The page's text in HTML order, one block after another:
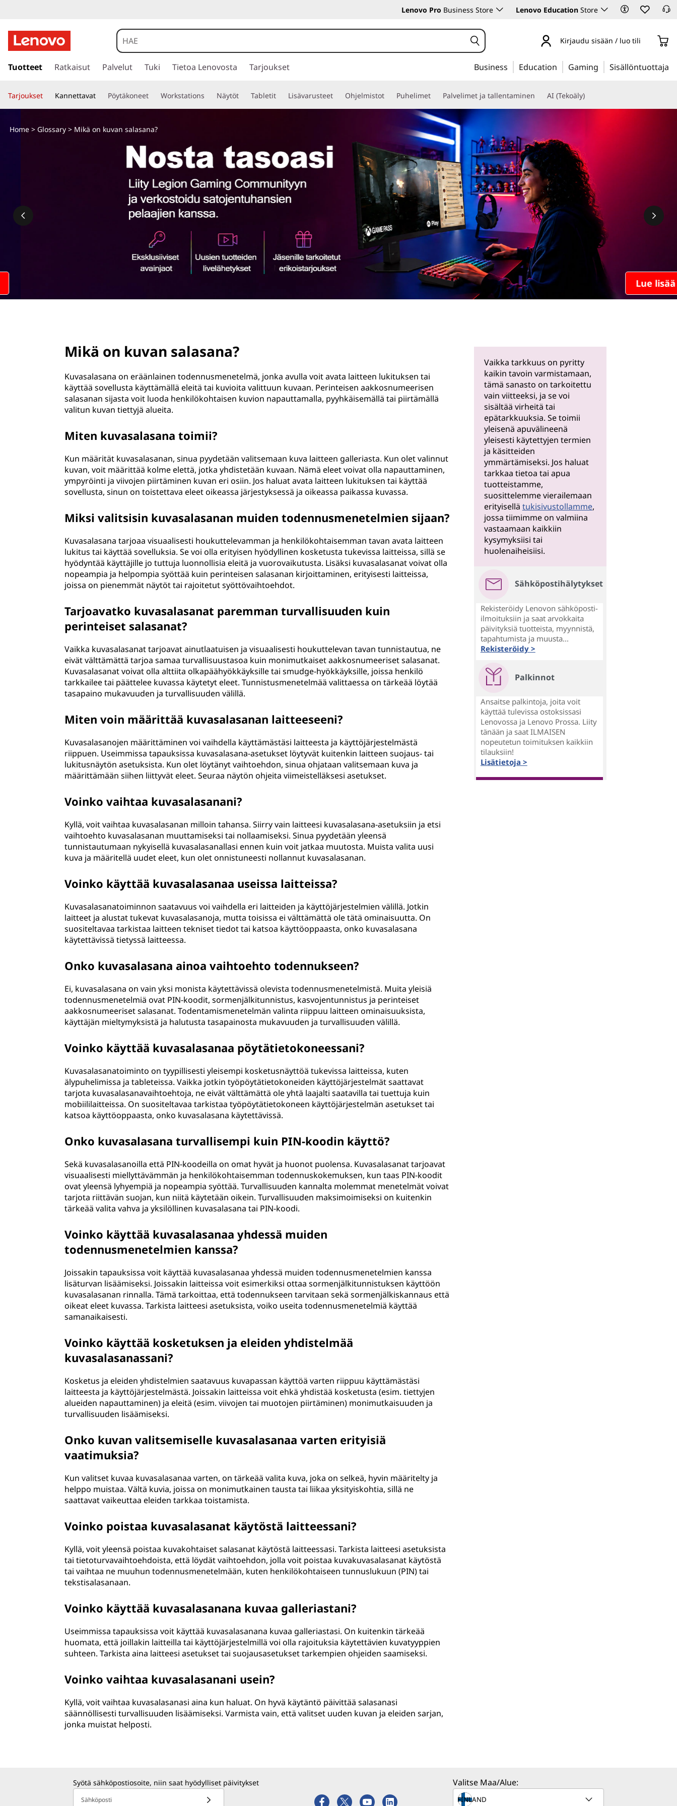
Lenovo Pro Business Store Lenovo Education Store
i
r
y
ä
Kirjaudu sisään / luo tili
Tuotteet Ratkaisut Palvelut Tuki Tietoa Lenovosta Tarjoukset Business Education Gaming Sisällöntuottaja
Tarjoukset Kannettavat Pöytäkoneet Workstations Näytöt Tabletit Lisävarusteet Ohjelmistot Puhelimet Palvelimet ja tallentaminen AI (Tekoäly)
Lue lisää
Home> Glossary> Mikä on kuvan salasana?
Mikä on kuvan salasana?
Kuvasalasana on eräänlainen todennusmenetelmä, jonka avulla voit avata laitteen lukituksen tai
käyttää sovellusta käyttämällä eleitä tai kuvioita valittuun kuvaan. Perinteisen aakkosnumeerisen
salasanan sijasta voit luoda henkilökohtaisen kuvion napauttamalla, pyyhkäisemällä tai piirtämällä
valitun kuvan tiettyjä alueita.
Miten kuvasalasana toimii?
Kun määrität kuvasalasanan, sinua pyydetään valitsemaan kuva laitteen galleriasta. Kun olet valinnut
kuvan, voit määrittää kolme elettä, jotka yhdistetään kuvaan. Nämä eleet voivat olla napauttaminen,
ympyröinti ja viivojen piirtäminen kuvan eri osiin. Jos haluat avata laitteen lukituksen tai käyttää
sovellusta, sinun on toistettava eleet oikeassa järjestyksessä ja oikeassa paikassa kuvassa.
Miksi valitsisin kuvasalasanan muiden todennusmenetelmien sijaan?
Kuvasalasana tarjoaa visuaalisesti houkuttelevamman ja henkilökohtaisemman tavan avata laitteen
lukitus tai käyttää sovelluksia. Se voi olla erityisen hyödyllinen kosketusta tukevissa laitteissa, sillä se
hyödyntää käyttäjille jo tuttuja luonnollisia eleitä ja vuorovaikutusta. Lisäksi kuvasalasanat voivat olla
nopeampia ja helpompia syöttää kuin perinteisen salasanan kirjoittaminen, erityisesti laitteissa,
joissa on pienemmät näytöt tai rajoitetut syöttövaihtoehdot.
Tarjoavatko kuvasalasanat paremman turvallisuuden kuin
perinteiset salasanat?
Vaikka kuvasalasanat tarjoavat ainutlaatuisen ja visuaalisesti houkuttelevan tavan tunnistautua, ne
eivät välttämättä tarjoa samaa turvallisuustasoa kuin monimutkaiset aakkosnumeeriset salasanat.
Kuvasalasanat voivat olla alttiita olkapäähyökkäyksille tai smudge-hyökkäyksille, joissa henkilö
tarkkailee tai päättelee kuvassa käytetyt eleet. Tunnistusmenetelmää valittaessa on tärkeää löytää
tasapaino mukavuuden ja turvallisuuden välillä.
Miten voin määrittää kuvasalasanan laitteeseeni?
Kuvasalasanojen määrittäminen voi vaihdella käyttämästäsi laitteesta ja käyttöjärjestelmästä
riippuen. Useimmissa tapauksissa kuvasalasana-asetukset löytyvät kuitenkin laitteen suojaus- tai
lukitusnäytön asetuksista. Kun olet löytänyt vaihtoehdon, sinua ohjataan valitsemaan kuva ja
määrittämään siihen liittyvät eleet. Seuraa näytön ohjeita viimeistelläksesi asetukset.
Voinko vaihtaa kuvasalasanani?
Kyllä, voit vaihtaa kuvasalasanan milloin tahansa. Siirry vain laitteesi kuvasalasana-asetuksiin ja etsi
vaihtoehto kuvasalasanan muuttamiseksi tai nollaamiseksi. Sinua pyydetään yleensä
tunnistautumaan nykyisellä kuvasalasanallasi ennen kuin voit jatkaa muutosta. Muista valita uusi
kuva ja määritellä uudet eleet, kun olet onnistuneesti nollannut kuvasalasanan.
Voinko käyttää kuvasalasanaa useissa laitteissa?
Kuvasalasanatoiminnon saatavuus voi vaihdella eri laitteiden ja käyttöjärjestelmien välillä. Jotkin
laitteet ja alustat tukevat kuvasalasanoja, mutta toisissa ei välttämättä ole tätä ominaisuutta. On
suositeltavaa tarkistaa laitteen tekniset tiedot tai katsoa käyttöoppaasta, onko kuvasalasana
käytettävissä tietyssä laitteessa.
Onko kuvasalasana ainoa vaihtoehto todennukseen?
Ei, kuvasalasana on vain yksi monista käytettävissä olevista todennusmenetelmistä. Muita yleisiä
todennusmenetelmiä ovat PIN-koodit, sormenjälkitunnistus, kasvojentunnistus ja perinteiset
aakkosnumeeriset salasanat. Todentamismenetelmän valinta riippuu laitteen ominaisuuksista,
käyttäjän mieltymyksistä ja halutusta tasapainosta mukavuuden ja turvallisuuden välillä.
Voinko käyttää kuvasalasanaa pöytätietokoneessani?
Kuvasalasanatoiminto on tyypillisesti yleisempi kosketusnäyttöä tukevissa laitteissa, kuten
älypuhelimissa ja tableteissa. Vaikka jotkin työpöytätietokoneiden käyttöjärjestelmät saattavat
tarjota kuvasalasanavaihtoehtoja, ne eivät välttämättä ole yhtä laajalti saatavilla tai tuettuja kuin
mobiililaitteissa. On suositeltavaa tarkistaa työpöytätietokoneen käyttöjärjestelmän asetukset tai
katsoa käyttöoppaasta, onko kuvasalasana käytettävissä.
Onko kuvasalasana turvallisempi kuin PIN-koodin käyttö?
Sekä kuvasalasanoilla että PIN-koodeilla on omat hyvät ja huonot puolensa. Kuvasalasanat tarjoavat
visuaalisesti miellyttävämmän ja henkilökohtaisemman todennuskokemuksen, kun taas PIN-koodit
ovat yleensä lyhyempiä ja nopeampia syöttää. Turvallisuuden kannalta molemmat menetelmät voivat
tarjota riittävän suojan, kun niitä käytetään oikein. Turvallisuuden maksimoimiseksi on kuitenkin
tärkeää valita vahva ja yksilöllinen kuvasalasana tai PIN-koodi.
Voinko käyttää kuvasalasanaa yhdessä muiden
todennusmenetelmien kanssa?
Joissakin tapauksissa voit käyttää kuvasalasanaa yhdessä muiden todennusmenetelmien kanssa
lisäturvan lisäämiseksi. Joissakin laitteissa voit esimerkiksi ottaa sormenjälkitunnistuksen käyttöön
kuvasalasanan rinnalla. Tämä tarkoittaa, että todennukseen tarvitaan sekä sormenjälkiskannaus että
oikeat eleet kuvassa. Tarkista laitteesi asetuksista, voiko useita todennusmenetelmiä käyttää
samanaikaisesti.
Voinko käyttää kosketuksen ja eleiden yhdistelmää
kuvasalasanassani?
Kosketus ja eleiden yhdistelmien saatavuus kuvapassan käyttöä varten riippuu käyttämästäsi
laitteesta ja käyttöjärjestelmästä. Joissakin laitteissa voit ehkä yhdistää kosketusta (esim. tiettyjen
alueiden napauttaminen) ja eleitä (esim. viivojen tai muotojen piirtäminen) monimutkaisuuden ja
turvallisuuden lisäämiseksi.
Onko kuvan valitsemiselle kuvasalasanaa varten erityisiä
vaatimuksia?
Kun valitset kuvaa kuvasalasanaa varten, on tärkeää valita kuva, joka on selkeä, hyvin määritelty ja
helppo muistaa. Vältä kuvia, joissa on monimutkainen tausta tai liikaa yksityiskohtia, sillä ne
saattavat vaikeuttaa eleiden tarkkaa toistamista.
Voinko poistaa kuvasalasanat käytöstä laitteessani?
Kyllä, voit yleensä poistaa kuvakohtaiset salasanat käytöstä laitteessasi. Tarkista laitteesi asetuksista
tai tietoturvavaihtoehdoista, että löydät vaihtoehdon, jolla voit poistaa kuvakuvasalasanat käytöstä
tai vaihtaa ne muuhun todennusmenetelmään, kuten henkilökohtaiseen tunnuslukuun (PIN) tai
tekstisalasanaan.
Voinko käyttää kuvasalasanana kuvaa galleriastani?
Useimmissa tapauksissa voit käyttää kuvasalasanana kuvaa galleriastasi. On kuitenkin tärkeää
huomata, että joillakin laitteilla tai käyttöjärjestelmillä voi olla rajoituksia käytettävien kuvatyyppien
suhteen. Tarkista aina laitteesi asetukset tai suojausasetukset tarkempien ohjeiden saamiseksi.
Voinko vaihtaa kuvasalasanani usein?
Kyllä, voit vaihtaa kuvasalasanasi aina kun haluat. On hyvä käytäntö päivittää salasanasi
säännöllisesti turvallisuuden lisäämiseksi. Varmista vain, että valitset uuden kuvan ja eleiden sarjan,
jonka muistat helposti.
Vaikka tarkkuus on pyritty
kaikin tavoin varmistamaan,
tämä sanasto on tarkoitettu
vain viitteeksi, ja se voi
sisältää virheitä tai
epätarkkuuksia. Se toimii
yleisenä apuvälineenä
yleisesti käytettyjen termien
ja käsitteiden
ymmärtämiseksi. Jos haluat
tarkkaa tietoa tai apua
tuotteistamme,
suosittelemme vierailemaan
erityisellä tukisivustollamme,
jossa tiimimme on valmiina
vastaamaan kaikkiin
kysymyksiisi tai
huolenaiheisiisi.
Sähköpostihälytykset
Rekisteröidy Lenovon sähköposti-
ilmoituksiin ja saat arvokkaita
päivityksiä tuotteista, myynnistä,
tapahtumista ja muusta...
Rekisteröidy >
Palkinnot
Ansaitse palkintoja, joita voit
käyttää tulevissa ostoksissasi
Lenovossa ja Lenovo Prossa. Liity
tänään ja saat ILMAISEN
nopeutetun toimituksen kaikkiin
tilauksiin!
Lisätietoja >
Syötä sähköpostiosoite, niin saat hyödylliset päivitykset
Sähköposti
Valitse Maa/Alue: